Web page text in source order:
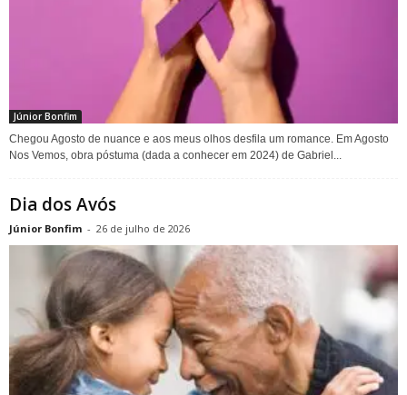
Júnior Bonfim
Chegou Agosto de nuance e aos meus olhos desfila um romance. Em Agosto
Nos Vemos, obra póstuma (dada a conhecer em 2024) de Gabriel...
Dia dos Avós
Júnior Bonfim - 26 de julho de 2026